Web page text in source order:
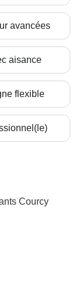
avancées
aisance
flexible